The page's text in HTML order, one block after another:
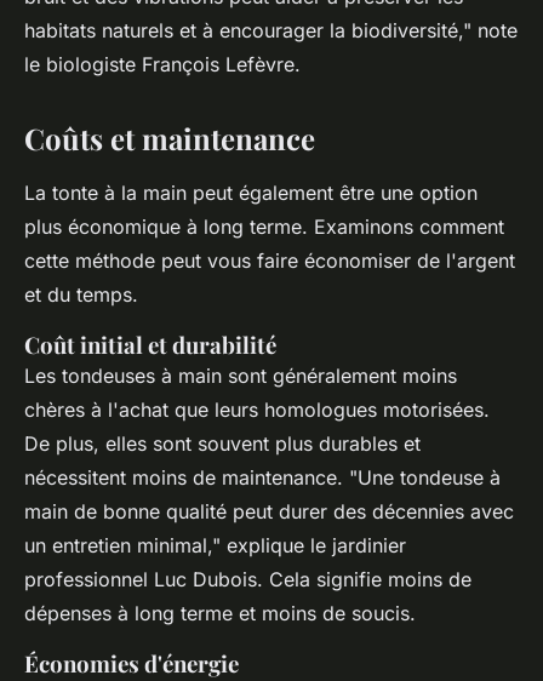
habitats naturels et à encourager la biodiversité," note
le biologiste François Lefèvre.
Coûts et maintenance
La tonte à la main peut également être une option
plus économique à long terme. Examinons comment
cette méthode peut vous faire économiser de l'argent
et du temps.
Coût initial et durabilité
Les tondeuses à main sont généralement moins
chères à l'achat que leurs homologues motorisées.
De plus, elles sont souvent plus durables et
nécessitent moins de maintenance. "Une tondeuse à
main de bonne qualité peut durer des décennies avec
un entretien minimal," explique le jardinier
professionnel Luc Dubois. Cela signifie moins de
dépenses à long terme et moins de soucis.
Économies d'énergie